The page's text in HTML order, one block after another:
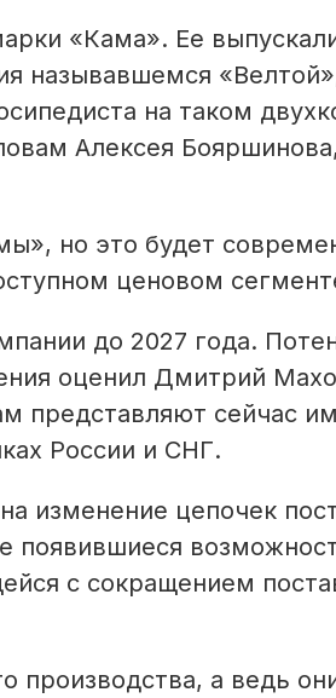
«Кама». Ее
называвшемся
на таком
Алексея
но это будет
ценовом
до 2027 года.
оценил Дмитрий
представляют сейчас
России и СНГ.
изменение цепочек
появившиеся
с сокращением
производства, а ведь